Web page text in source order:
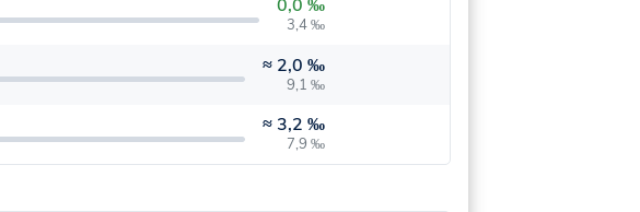
0,0 ‰
3,4 ‰
≈ 2,0 ‰
9,1 ‰
≈ 3,2 ‰
7,9 ‰